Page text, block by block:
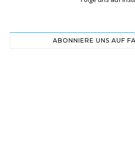
ABONNIERE UNS AUF